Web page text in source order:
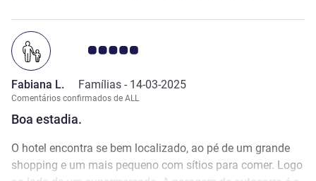
Boa estadia.
Nota clientes Avis 5.0/5
Fabiana L. Famílias - 14-03-2025
Comentários confirmados de ALL
O hotel encontra se bem localizado, ao pé de um grande
shopping e um mais pequeno com sítios para comer. Logo